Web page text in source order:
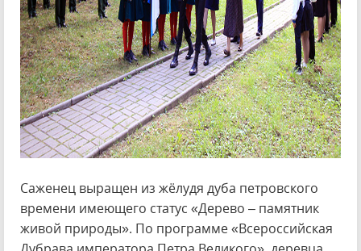
Саженец выращен из жёлудя дуба петровского
времени имеющего статус «Дерево – памятник
живой природы». По программе «Всероссийская